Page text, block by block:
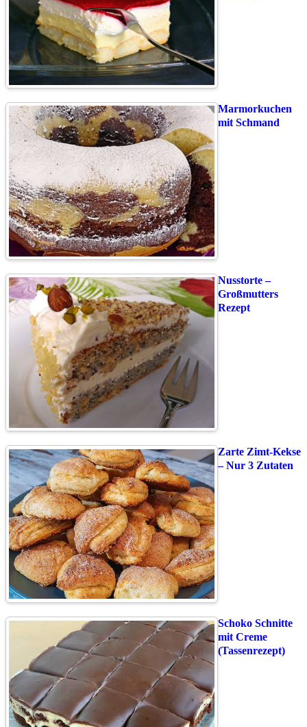
Marmorkuchen
mit Schmand
Nusstorte –
Großmutters
Rezept
Zarte Zimt-Kekse
– Nur 3 Zutaten
Schoko Schnitte
mit Creme
(Tassenrezept)